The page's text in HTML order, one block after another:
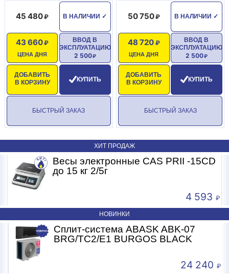
В НАЛИЧИИ ✓
45 480
ЦЕНА ДНЯ
43 660
ДОБАВИТЬ
В КОРЗИНУ
ВВОД В
ЭКСПЛУАТАЦИЮ
2 500
КУПИТЬ
БЫСТРЫЙ ЗАКАЗ
В НАЛИЧИИ ✓
50 750
ЦЕНА ДНЯ
48 720
ДОБАВИТЬ
В КОРЗИНУ
ВВОД В
ЭКСПЛУАТАЦИЮ
2 500
КУПИТЬ
БЫСТРЫЙ ЗАКАЗ
ХИТ ПРОДАЖ
Весы электронные CAS PRII -15CD
до 15 кг 2/5г
4 593
НОВИНКИ
Сплит-система ABASK ABK-07
BRG/TC2/E1 BURGOS BLACK
24 240